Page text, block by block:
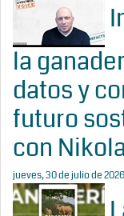
la
datos y
futuro
con
jueves, 30 de julio de 2026